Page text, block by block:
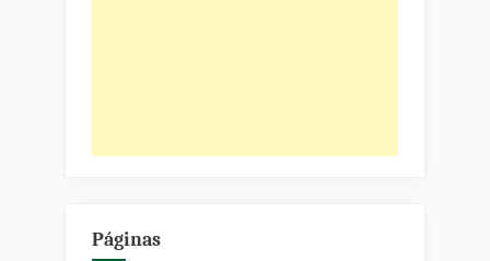
Páginas